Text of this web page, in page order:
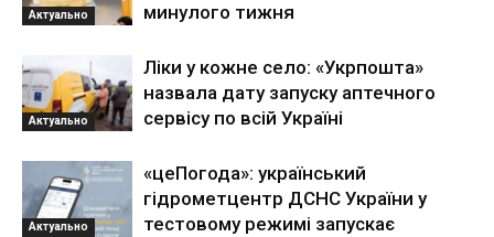
Актуально
минулого тижня
Актуально
Ліки у кожне село: «Укрпошта»
назвала дату запуску аптечного
сервісу по всій Україні
Актуально
«цеПогода»: український
гідрометцентр ДСНС України у
тестовому режимі запускає